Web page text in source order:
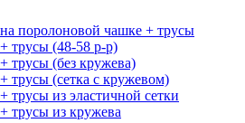
поролоновой чашке + трусы
трусы (48-58 р-р)
трусы (без кружева)
трусы (сетка с кружевом)
трусы из эластичной сетки
трусы из кружева